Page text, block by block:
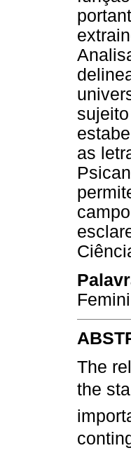
as
The
the